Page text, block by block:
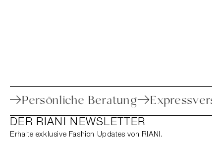
Persönliche Beratung
DER RIANI NEWSLETTER
Erhalte exklusive Fashion Updates von RIANI.